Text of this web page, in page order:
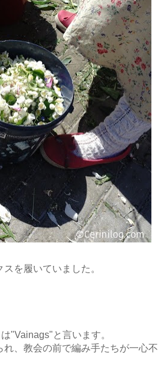
を履いていました。
"Vainags"と言います。
れ、教会の前で編み手たちが一心不